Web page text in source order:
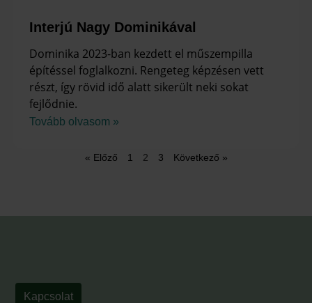
Interjú Nagy Dominikával
Dominika 2023-ban kezdett el műszempilla
építéssel foglalkozni. Rengeteg képzésen vett
részt, így rövid idő alatt sikerült neki sokat
fejlődnie.
Tovább olvasom »
« Előző 1 2 3 Következő »
Kapcsolat